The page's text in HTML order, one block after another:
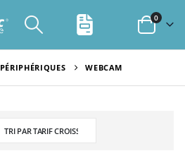
0
PÉRIPHÉRIQUES WEBCAM